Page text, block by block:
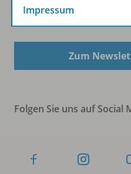
Sofort profitieren
Zum
Folgen Sie uns auf Social
Impressum